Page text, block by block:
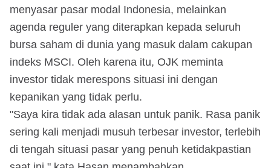
menyasar pasar modal Indonesia, melainkan
agenda reguler yang diterapkan kepada seluruh
bursa saham di dunia yang masuk dalam cakupan
indeks MSCI. Oleh karena itu, OJK meminta
investor tidak merespons situasi ini dengan
kepanikan yang tidak perlu.
"Saya kira tidak ada alasan untuk panik. Rasa panik
sering kali menjadi musuh terbesar investor, terlebih
di tengah situasi pasar yang penuh ketidakpastian